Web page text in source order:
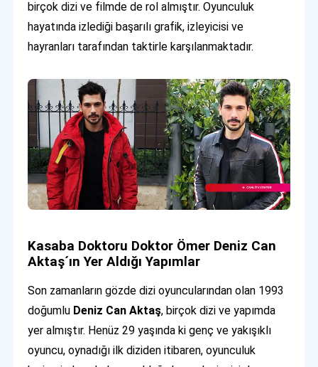
birçok dizi ve filmde de rol almıştır. Oyunculuk
hayatında izlediği başarılı grafik, izleyicisi ve
hayranları tarafından taktirle karşılanmaktadır.
Kasaba Doktoru Doktor Ömer Deniz Can
Aktaş´ın Yer Aldığı Yapımlar
Son zamanların gözde dizi oyuncularından olan 1993
doğumlu Deniz Can Aktaş, birçok dizi ve yapımda
yer almıştır. Henüz 29 yaşında ki genç ve yakışıklı
oyuncu, oynadığı ilk diziden itibaren, oyunculuk